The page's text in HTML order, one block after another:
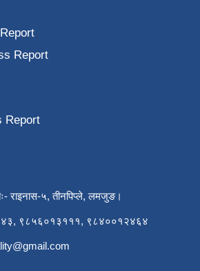
Report
Report
राइनास-५, तीनपिप्ले, लमजुङ।
९८५६०१३१११, ९८४००१२४६४